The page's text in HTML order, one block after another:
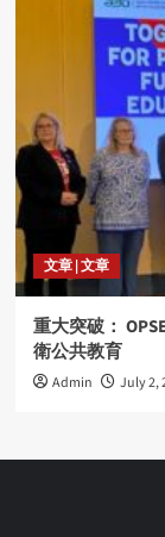
文章 | 文章
重大突破：
衛公共教育
Admin July 2,